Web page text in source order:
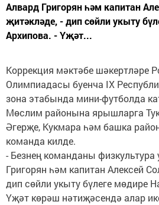
Алвард Григорян һәм капитан
җитәкләде, - дип сөйли укыту
Архипова. - Үҗәт...
Коррекция мәктәбе шәкертләре
Олимпиадасы буенча IX
зона этабында мини-футболда
Мөслим районына ярышларга
Әгерҗе, Кукмара һәм башка
команда килде.
- Безнең команданы
Григорян һәм капитан Алексей
дип сөйли укыту бүлеге мөдире
Үҗәт көрәш нәтиҗәсендә алар